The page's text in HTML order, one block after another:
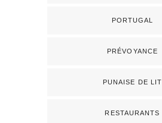
PORTUGAL
PRÉVOYANCE
PUNAISE DE LIT
RESTAURANTS